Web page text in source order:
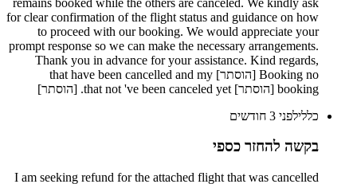
for clear confirmation of the flight status and guidance on how
to proceed with our booking. We would appreciate your
prompt response so we can make the necessary arrangements.
Thank you in advance for your assistance. Kind regards,
Booking no [הוסתר] that have been cancelled and my
booking [הוסתר] that not 've been canceled yet. [הוסתר]
כללילפני 3 חודשים
בקשה להחזר כספי
I am seeking refund for the attached flight that was cancelled